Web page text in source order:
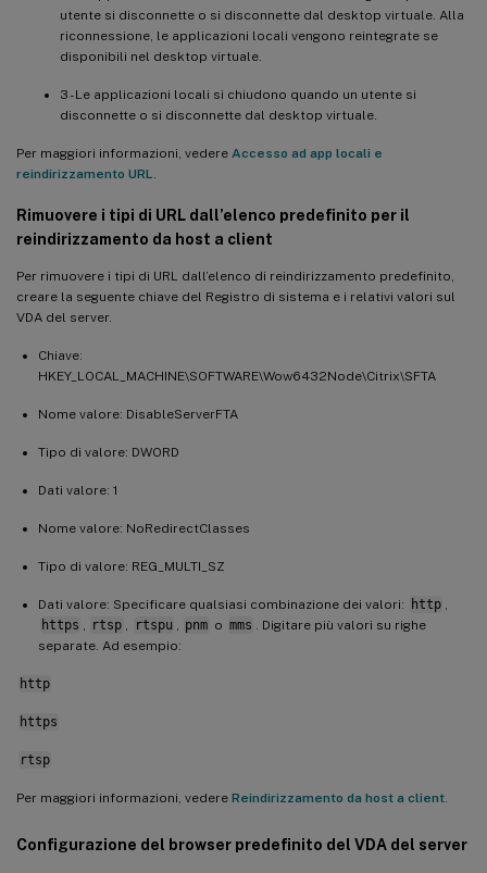
utente si disconnette o si disconnette dal desktop virtuale. Alla
riconnessione, le applicazioni locali vengono reintegrate se
disponibili nel desktop virtuale.
3 - Le applicazioni locali si chiudono quando un utente si
disconnette o si disconnette dal desktop virtuale.
Per maggiori informazioni, vedere Accesso ad app locali e
reindirizzamento URL
Rimuovere i tipi di URL dall’elenco predefinito per il
reindirizzamento da host a client
Per rimuovere i tipi di URL dall’elenco di reindirizzamento predefinito,
creare la seguente chiave del Registro di sistema e i relativi valori sul
VDA del server.
Chiave:
HKEY_LOCAL_MACHINE\SOFTWARE\Wow6432Node\Citrix\SFTA
Nome valore: DisableServerFTA
Tipo di valore: DWORD
Dati valore: 1
Nome valore: NoRedirectClasses
Tipo di valore: REG_MULTI_SZ
Dati valore: Specificare qualsiasi combinazione dei valori: http
https
rtsp rtspu pnm o mms
. Digitare più valori su righe
separate. Ad esempio:
http
https
rtsp
Per maggiori informazioni, vedere Reindirizzamento da host a client
Configurazione del browser predefinito del VDA del server